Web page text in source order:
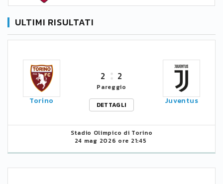
ULTIMI RISULTATI
Torino
2 2
Pareggio
DETTAGLI
Juventus
Stadio Olimpico di Torino
24 mag 2026 ore 21:45